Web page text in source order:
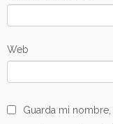
Web
Guarda mi